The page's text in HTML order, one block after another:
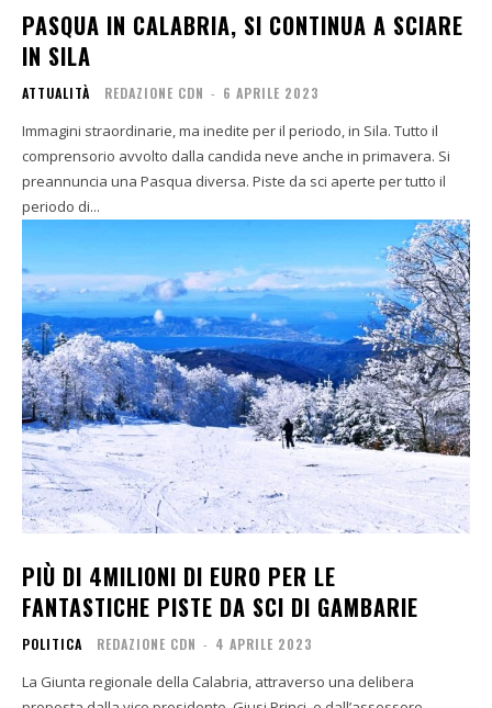
PASQUA IN CALABRIA, SI CONTINUA A SCIARE
IN SILA
ATTUALITÀ REDAZIONE CDN - 6 APRILE 2023
Immagini straordinarie, ma inedite per il periodo, in Sila. Tutto il
comprensorio avvolto dalla candida neve anche in primavera. Si
preannuncia una Pasqua diversa. Piste da sci aperte per tutto il
periodo di...
PIÙ DI 4MILIONI DI EURO PER LE
FANTASTICHE PISTE DA SCI DI GAMBARIE
POLITICA REDAZIONE CDN - 4 APRILE 2023
La Giunta regionale della Calabria, attraverso una delibera